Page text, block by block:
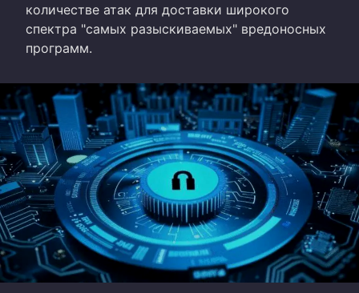
количестве атак для доставки широкого
спектра "самых разыскиваемых" вредоносных
программ.